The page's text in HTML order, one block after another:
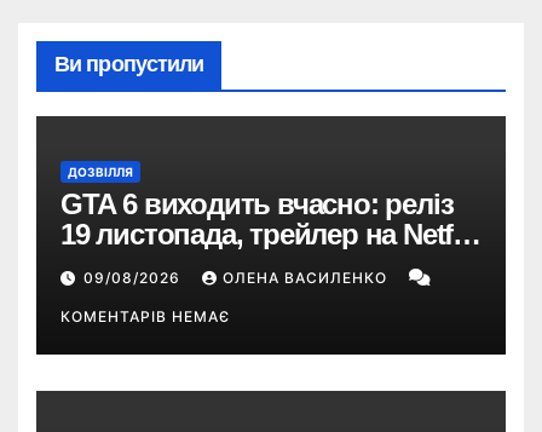
Ви пропустили
ДОЗВІЛЛЯ
GTA 6 виходить вчасно: реліз
19 листопада, трейлер на Netflix
і $180 млн передзамовлень
09/08/2026 ОЛЕНА ВАСИЛЕНКО
КОМЕНТАРІВ НЕМАЄ